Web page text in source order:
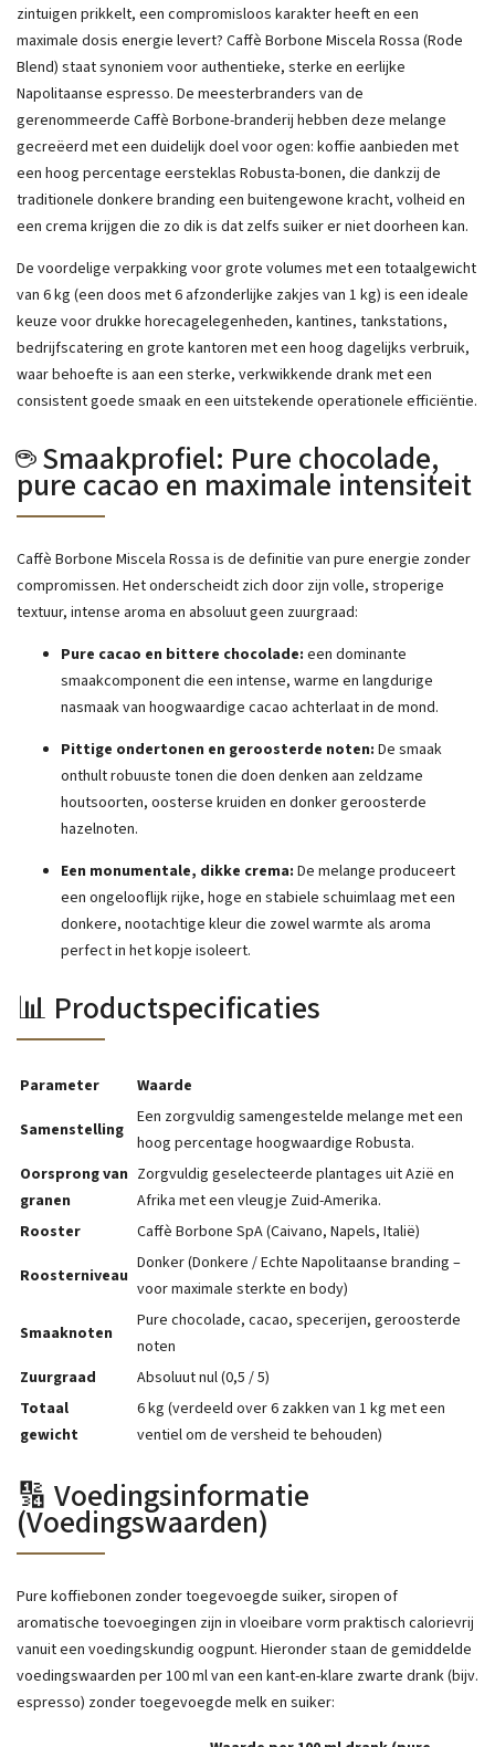
zintuigen prikkelt, een compromisloos karakter heeft en een
maximale dosis energie levert? Caffè Borbone Miscela Rossa (Rode
Blend) staat synoniem voor authentieke, sterke en eerlijke
Napolitaanse espresso. De meesterbranders van de
gerenommeerde Caffè Borbone-branderij hebben deze melange
gecreëerd met een duidelijk doel voor ogen: koffie aanbieden met
een hoog percentage eersteklas Robusta-bonen, die dankzij de
traditionele donkere branding een buitengewone kracht, volheid en
een crema krijgen die zo dik is dat zelfs suiker er niet doorheen kan.
De voordelige verpakking voor grote volumes met een totaalgewicht
van 6 kg (een doos met 6 afzonderlijke zakjes van 1 kg) is een ideale
keuze voor drukke horecagelegenheden, kantines, tankstations,
bedrijfscatering en grote kantoren met een hoog dagelijks verbruik,
waar behoefte is aan een sterke, verkwikkende drank met een
consistent goede smaak en een uitstekende operationele efficiëntie.
☕ Smaakprofiel: Pure chocolade,
pure cacao en maximale intensiteit
Caffè Borbone Miscela Rossa is de definitie van pure energie zonder
compromissen. Het onderscheidt zich door zijn volle, stroperige
textuur, intense aroma en absoluut geen zuurgraad:
Pure cacao en bittere chocolade: een dominante
smaakcomponent die een intense, warme en langdurige
nasmaak van hoogwaardige cacao achterlaat in de mond.
Pittige ondertonen en geroosterde noten: De smaak
onthult robuuste tonen die doen denken aan zeldzame
houtsoorten, oosterse kruiden en donker geroosterde
hazelnoten.
Een monumentale, dikke crema: De melange produceert
een ongelooflijk rijke, hoge en stabiele schuimlaag met een
donkere, nootachtige kleur die zowel warmte als aroma
perfect in het kopje isoleert.
📊 Productspecificaties
Parameter
Waarde
Samenstelling
Een zorgvuldig samengestelde melange met een
hoog percentage hoogwaardige Robusta.
Oorsprong van
granen
Zorgvuldig geselecteerde plantages uit Azië en
Afrika met een vleugje Zuid-Amerika.
Rooster
Caffè Borbone SpA (Caivano, Napels, Italië)
Roosterniveau
Donker (Donkere / Echte Napolitaanse branding –
voor maximale sterkte en body)
Smaaknoten
Pure chocolade, cacao, specerijen, geroosterde
noten
Zuurgraad
Absoluut nul (0,5 / 5)
Totaal
gewicht
6 kg (verdeeld over 6 zakken van 1 kg met een
ventiel om de versheid te behouden)
🔢 Voedingsinformatie
(Voedingswaarden)
Pure koffiebonen zonder toegevoegde suiker, siropen of
aromatische toevoegingen zijn in vloeibare vorm praktisch calorievrij
vanuit een voedingskundig oogpunt. Hieronder staan ​​de gemiddelde
voedingswaarden per 100 ml van een kant-en-klare zwarte drank (bijv.
espresso) zonder toegevoegde melk en suiker: